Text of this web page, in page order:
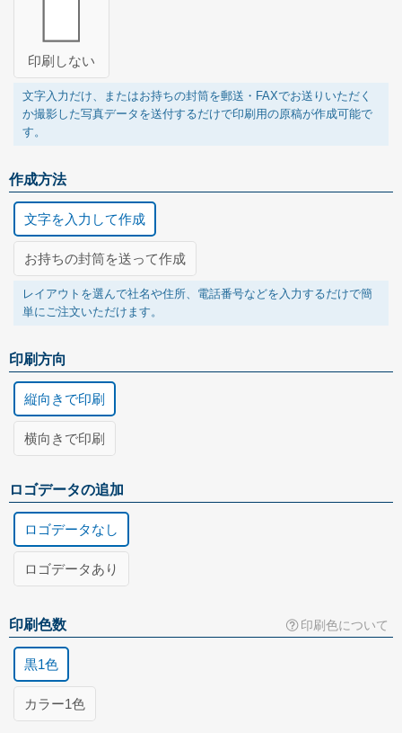
グループサイト
レスタス
名入れカレンダー製作所
オリジナルうちわ製作所
印鑑・ゴム印製作所
お名前シール製作所
印刷しない
文字入力だけ、またはお持ちの封筒を郵送・FAXでお送りいただく
か撮影した写真データを送付するだけで印刷用の原稿が作成可能で
す。
作成方法
文字を入力して作成
お持ちの封筒を送って作成
レイアウトを選んで社名や住所、電話番号などを入力するだけで簡
単にご注文いただけます。
印刷方向
縦向きで印刷
横向きで印刷
ロゴデータの追加
ロゴデータなし
ロゴデータあり
封筒の送付方法
写真で送る
お持ちの封筒の写真を登録してください。
印刷用データの種類
Illustrator形式
印刷色数 印刷色について
黒1色
カラー1色